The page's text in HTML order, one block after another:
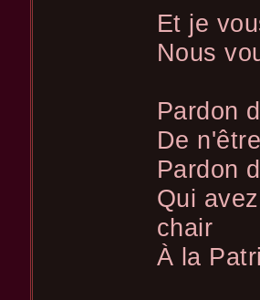
Et je
Nous
Pardon
De
Pardon
Qui
chair
À la